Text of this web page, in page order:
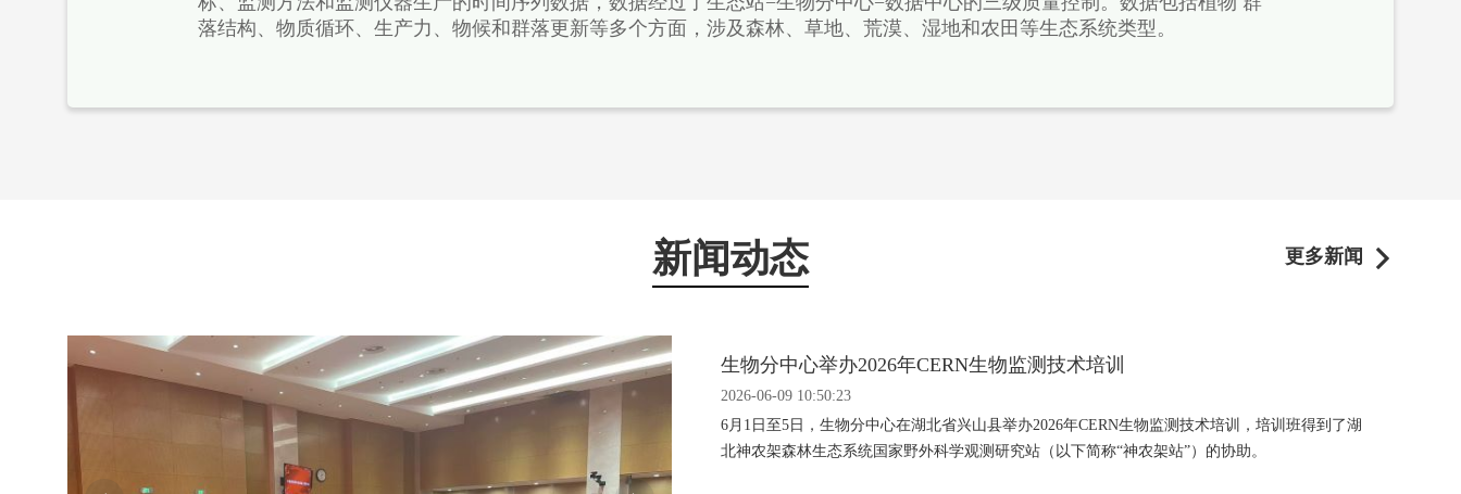
落结构、物质循环、生产力、物候和群落更新等多个方面，涉及森林、草地、荒漠、湿地和农田等生态系统类型。
新闻动态 更多新闻
生物分中心举办2026年CERN生物监测技术培训
2026-06-09 10:50:23
6月1日至5日，生物分中心在湖北省兴山县举办2026年CERN生物监测技术培训，培训班得到了湖
北神农架森林生态系统国家野外科学观测研究站（以下简称“神农架站”）的协助。